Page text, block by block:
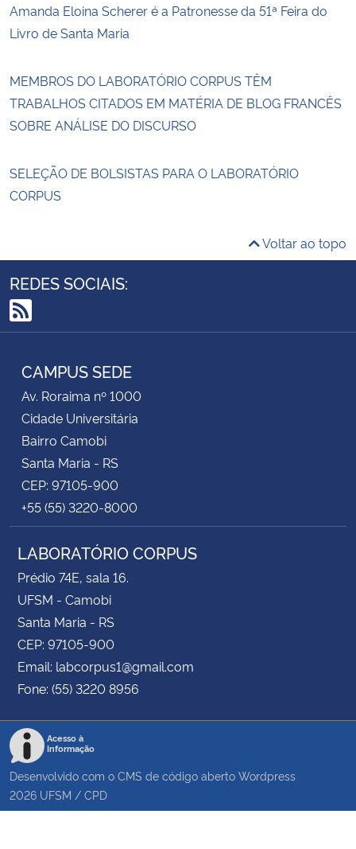
Planalto
Amanda Eloina Scherer é a Patronesse da 51ª Feira do
Livro de Santa Maria
MEMBROS DO LABORATÓRIO CORPUS TÊM
TRABALHOS CITADOS EM MATÉRIA DE BLOG FRANCÊS
SOBRE ANÁLISE DO DISCURSO
SELEÇÃO DE BOLSISTAS PARA O LABORATÓRIO
CORPUS
Voltar ao topo
REDES SOCIAIS:
RSS
CAMPUS SEDE
Av. Roraima nº 1000
Cidade Universitária
Bairro Camobi
Santa Maria - RS
CEP: 97105-900
+55 (55) 3220-8000
LABORATÓRIO CORPUS
Prédio 74E, sala 16.
UFSM - Camobi
Santa Maria - RS
CEP: 97105-900
Email: labcorpus1@gmail.com
Fone: (55) 3220 8956
Acesso à
Informação
Desenvolvido com o CMS de código aberto Wordpress
2026 UFSM / CPD